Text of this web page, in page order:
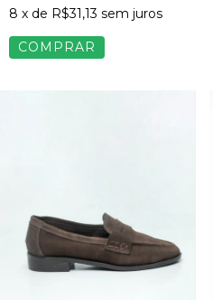
8 x de R$31,13 sem juros
COMPRAR